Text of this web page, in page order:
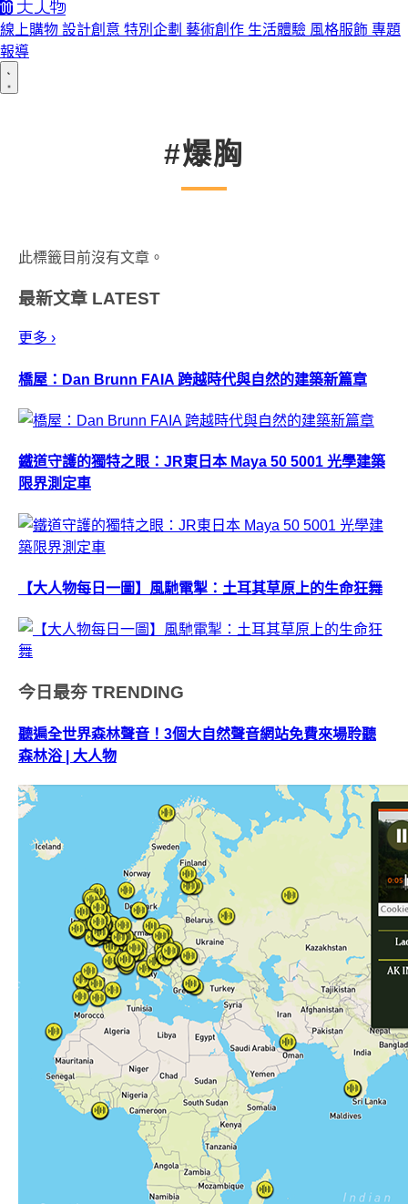
線上購物 設計創意 特別企劃 藝術創作 生活體驗 風格服飾 專題
報導
#爆胸
此標籤目前沒有文章。
最新文章 LATEST
更多 ›
橋屋：Dan Brunn FAIA 跨越時代與自然的建築新篇章
鐵道守護的獨特之眼：JR東日本 Maya 50 5001 光學建築
限界測定車
【大人物每日一圖】風馳電掣：土耳其草原上的生命狂舞
今日最夯 TRENDING
聽遍全世界森林聲音！3個大自然聲音網站免費來場聆聽
森林浴 | 大人物